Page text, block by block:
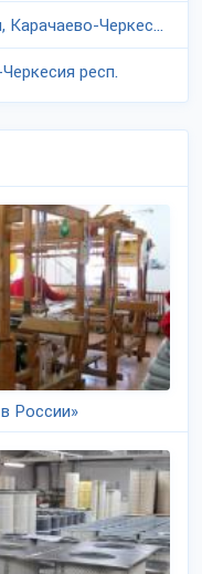
Товары личного потребления, Карачаево-Черкесия респ.
респ.
России»